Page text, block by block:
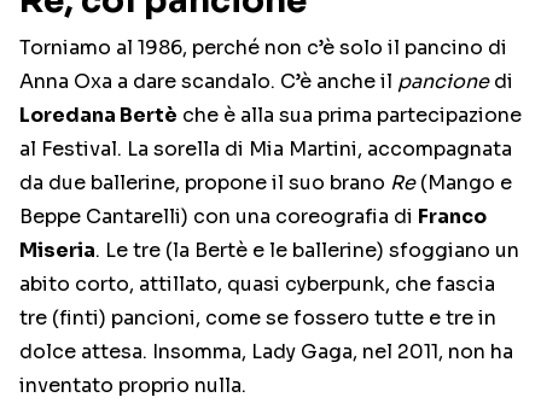
Torniamo al 1986, perché non c’è solo il pancino di
Anna Oxa a dare scandalo. C’è anche il pancionedi
Loredana Bertè che è alla sua prima partecipazione
al Festival. La sorella di Mia Martini, accompagnata
da due ballerine, propone il suo brano Re(Mango e
Beppe Cantarelli) con una coreografia di Franco
Miseria. Le tre (la Bertè e le ballerine) sfoggiano un
abito corto, attillato, quasi cyberpunk, che fascia
tre (finti) pancioni, come se fossero tutte e tre in
dolce attesa. Insomma, Lady Gaga, nel 2011, non ha
inventato proprio nulla.